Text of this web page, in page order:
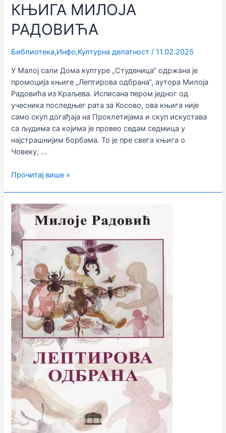
КЊИГА МИЛОЈА
РАДОВИЋА
Библиотека,Инфо,Културна делатност /11.02.2025
У Малој сали Дома културе „Студеница“ одржана је
промоција књиге „Лептирова одбрана“, аутора Милоја
Радовића из Краљева. Исписана пером једног од
учесника последњег рата за Косово, ова књига није
само скуп догађаја на Проклетијама и скуп искустава
са људима са којима је провео седам седмица у
најстрашнијим борбама. То је пре свега књига о
Човеку, …
ПРЕДСТАВЉЕНА
МИЛОЈА
РАДОВИЋА
Прочитај више »